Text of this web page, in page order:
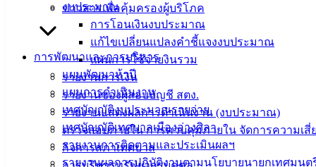
งบประมาณ
การโอนเงินงบประมาณ
แก้ไขเปลี่ยนแปลงคำชี้แจงงบประมาณ
แผนการใช้จ่ายงินรวม
รายงานการเงิน
รายงานของผู้สอบบัญชี สตง.
รายงานแสดงผลการดำเนินงาน (งบประมาณ)
ตรวจสอบภายใน การควบคุมภายใน จัดการความเสี่
กิจการสภาเทศบาล
ข่าวสารเพื่อคุ้มครองผู้บริโภค
การพัฒนาและการบริหาร
แผนพัฒนาห้าปี
แผนการดำเนินงาน
เทศบัญญัติงบประมาณรายจ่าย
เทศบัญญัติเทศบาลเมืองอ่างศิลา
รายงานการติดตามและประเมินผลฯ
รายงานผลการปฏิบัติงานตามนโยบายนายกเทศมนต
ดาวน์โหลด
แบบ
เอกสาร
คู่มือ
สำหรับ
ประชาชน/
คู่มือการ
ปฏิบัติ